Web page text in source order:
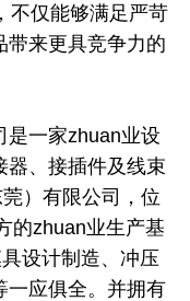
不仅能够满足严苛
带来更具竞争力的
一家zhuan业设
器、接插件及线束
）有限公司，位
的zhuan业生产基
设计制造、冲压
一应俱全。并拥有